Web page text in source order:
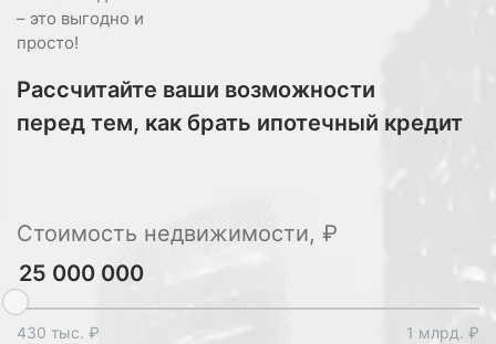
– это выгодно и
просто!
Рассчитайте ваши возможности
перед тем, как брать ипотечный кредит
Стоимость недвижимости, ₽
430 тыс. ₽ 1 млрд. ₽